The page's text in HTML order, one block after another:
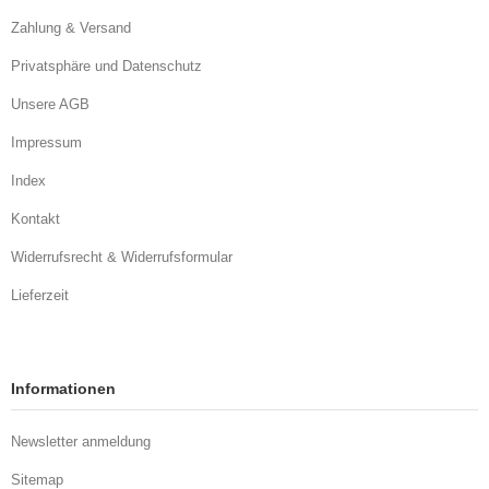
Zahlung & Versand
Privatsphäre und Datenschutz
Unsere AGB
Impressum
Index
Kontakt
Widerrufsrecht & Widerrufsformular
Lieferzeit
Informationen
Newsletter anmeldung
Sitemap